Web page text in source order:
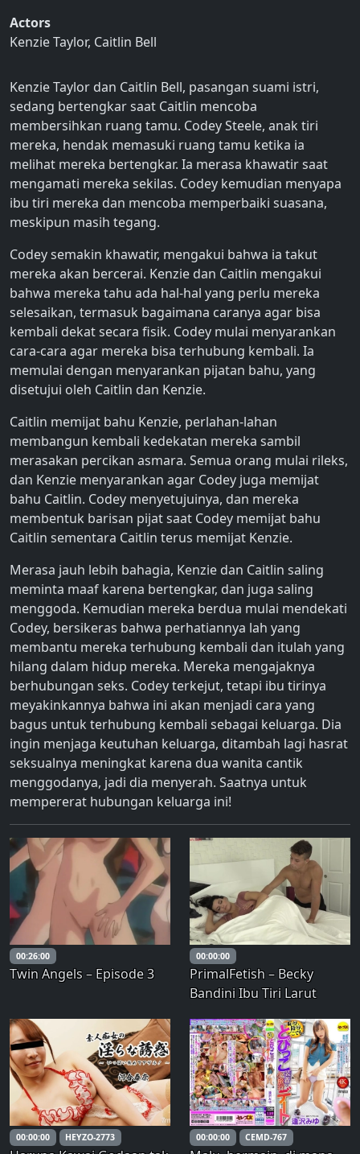
Actors
Kenzie Taylor, Caitlin Bell
Kenzie Taylor dan Caitlin Bell, pasangan suami istri,
sedang bertengkar saat Caitlin mencoba
membersihkan ruang tamu. Codey Steele, anak tiri
mereka, hendak memasuki ruang tamu ketika ia
melihat mereka bertengkar. Ia merasa khawatir saat
mengamati mereka sekilas. Codey kemudian menyapa
ibu tiri mereka dan mencoba memperbaiki suasana,
meskipun masih tegang.
Codey semakin khawatir, mengakui bahwa ia takut
mereka akan bercerai. Kenzie dan Caitlin mengakui
bahwa mereka tahu ada hal-hal yang perlu mereka
selesaikan, termasuk bagaimana caranya agar bisa
kembali dekat secara fisik. Codey mulai menyarankan
cara-cara agar mereka bisa terhubung kembali. Ia
memulai dengan menyarankan pijatan bahu, yang
disetujui oleh Caitlin dan Kenzie.
Caitlin memijat bahu Kenzie, perlahan-lahan
membangun kembali kedekatan mereka sambil
merasakan percikan asmara. Semua orang mulai rileks,
dan Kenzie menyarankan agar Codey juga memijat
bahu Caitlin. Codey menyetujuinya, dan mereka
membentuk barisan pijat saat Codey memijat bahu
Caitlin sementara Caitlin terus memijat Kenzie.
Merasa jauh lebih bahagia, Kenzie dan Caitlin saling
meminta maaf karena bertengkar, dan juga saling
menggoda. Kemudian mereka berdua mulai mendekati
Codey, bersikeras bahwa perhatiannya lah yang
membantu mereka terhubung kembali dan itulah yang
hilang dalam hidup mereka. Mereka mengajaknya
berhubungan seks. Codey terkejut, tetapi ibu tirinya
meyakinkannya bahwa ini akan menjadi cara yang
bagus untuk terhubung kembali sebagai keluarga. Dia
ingin menjaga keutuhan keluarga, ditambah lagi hasrat
seksualnya meningkat karena dua wanita cantik
menggodanya, jadi dia menyerah. Saatnya untuk
mempererat hubungan keluarga ini!
00:26:00
Twin Angels – Episode 3
00:00:00
PrimalFetish – Becky
Bandini Ibu Tiri Larut
00:00:00 HEYZO-2773 00:00:00 CEMD-767